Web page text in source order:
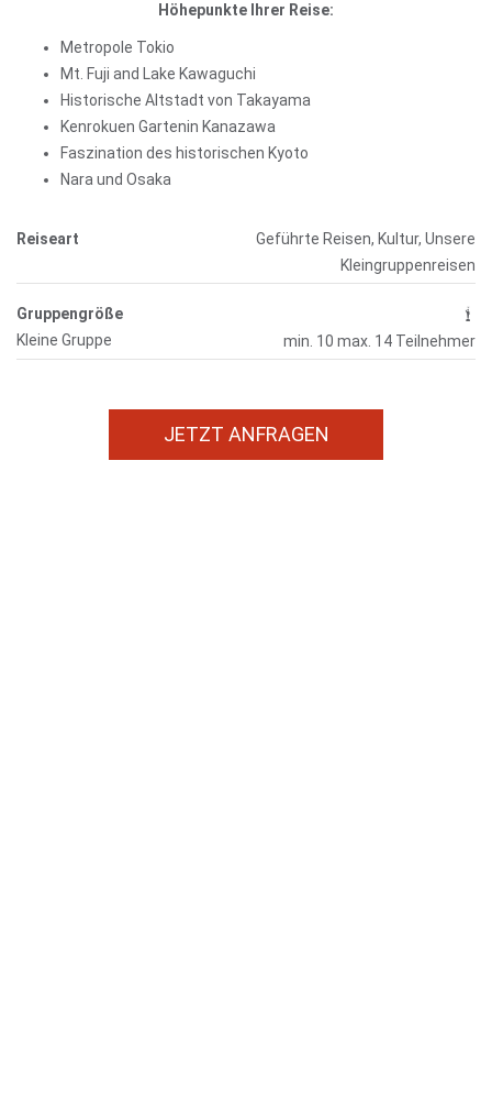
Höhepunkte Ihrer Reise:
Metropole Tokio
Mt. Fuji and Lake Kawaguchi
Historische Altstadt von Takayama
Kenrokuen Gartenin Kanazawa
Faszination des historischen Kyoto
Nara und Osaka
Reiseart
Geführte Reisen, Kultur, Unsere
Kleingruppenreisen
Gruppengröße
Kleine Gruppe
min. 10 max. 14 Teilnehmer
JETZT ANFRAGEN